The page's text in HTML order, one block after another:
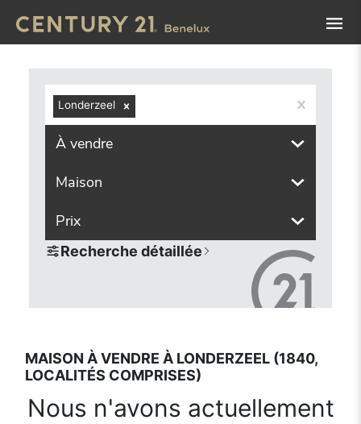
Londerzeel
À vendre
Maison
Prix
Recherche détaillée
MAISON À VENDRE À LONDERZEEL (1840,
LOCALITÉS COMPRISES)
Nous n'avons actuellement